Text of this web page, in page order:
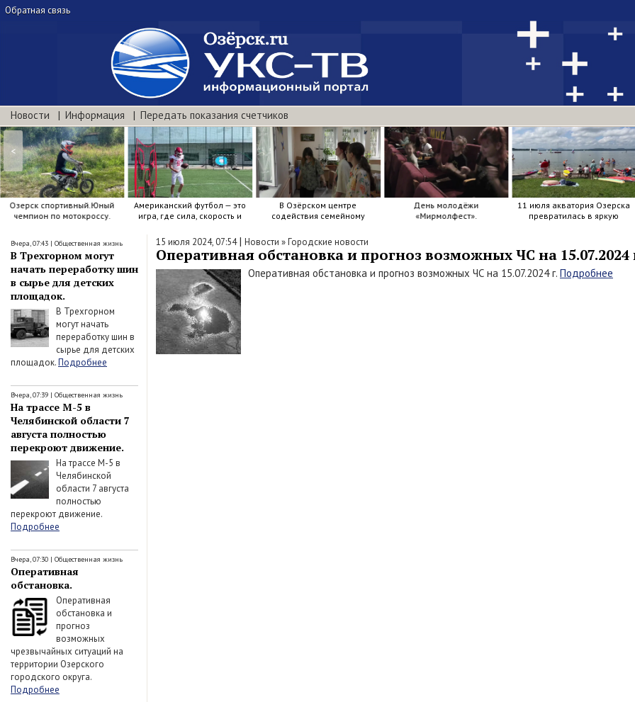
Обратная связь
Новости Информация Передать показания счетчиков
Озерск спортивный.Юный
чемпион по мотокроссу.
Американский футбол — это
игра, где сила, скорость и
В Озёрском центре
содействия семейному
День молодёжи
«Мирмолфест».
11 июля акватория Озерска
превратилась в яркую
<
Вчера, 07:43 | Общественная жизнь
В Трехгорном могут
начать переработку шин
в сырье для детских
площадок.
В Трехгорном
могут начать
переработку шин в
сырье для детских
площадок.Подробнее
Вчера, 07:39 | Общественная жизнь
На трассе М-5 в
Челябинской области 7
августа полностью
перекроют движение.
На трассе М-5 в
Челябинской
области 7 августа
полностью
перекроют движение.
Подробнее
Вчера, 07:30 | Общественная жизнь
Оперативная
обстановка.
Оперативная
обстановка и
прогноз
возможных
чрезвычайных ситуаций на
территории Озерского
городского округа.
Подробнее
15 июля 2024, 07:54| Новости »Городские новости
Оперативная обстановка и прогноз возможных ЧС на 15.07.2024
Оперативная обстановка и прогноз возможных ЧС на 15.07.2024 г. Подробнее